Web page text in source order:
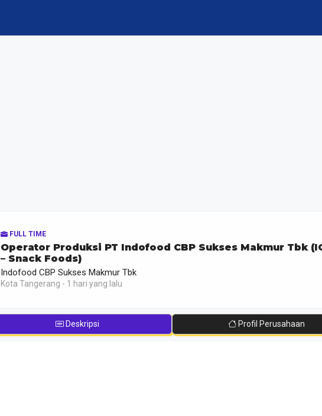
FULL TIME
Operator Produksi PT Indofood CBP Sukses Makmur Tbk
– Snack Foods)
Indofood CBP Sukses Makmur Tbk
Kota Tangerang - 1 hari yang lalu
Deskripsi Profil Perusahaan